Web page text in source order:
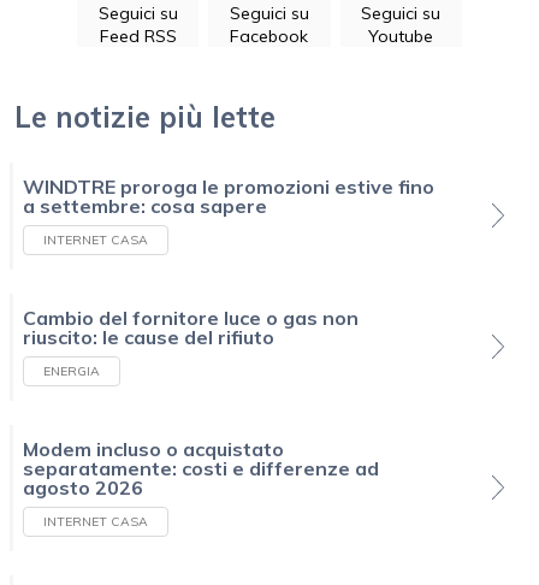
Seguici su
Feed RSS
Seguici su
Facebook
Seguici su
Youtube
Le notizie più lette
WINDTRE proroga le promozioni estive fino
a settembre: cosa sapere
INTERNET CASA
Cambio del fornitore luce o gas non
riuscito: le cause del rifiuto
ENERGIA
Modem incluso o acquistato
separatamente: costi e differenze ad
agosto 2026
INTERNET CASA